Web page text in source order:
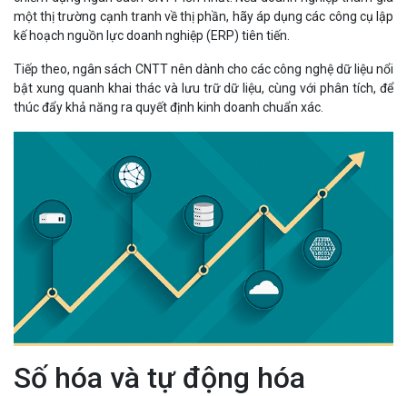
một thị trường cạnh tranh về thị phần, hãy áp dụng các công cụ lập
kế hoạch nguồn lực doanh nghiệp (ERP) tiên tiến.
Tiếp theo, ngân sách CNTT nên dành cho các công nghệ dữ liệu nổi
bật xung quanh khai thác và lưu trữ dữ liệu, cùng với phân tích, để
thúc đẩy khả năng ra quyết định kinh doanh chuẩn xác.
Số hóa và tự động hóa